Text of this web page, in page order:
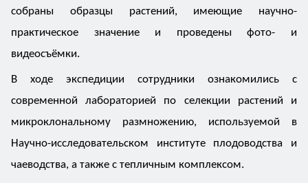
собраны образцы растений, имеющие научно-
практическое значение и проведены фото- и
видеосъёмки.
В ходе экспедиции сотрудники ознакомились с
современной лабораторией по селекции растений и
микроклональному размножению, используемой в
Научно-исследовательском институте плодоводства и
чаеводства, а также с тепличным комплексом.